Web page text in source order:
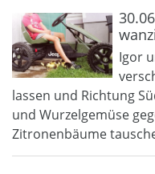
Igor
lassen und Richtung
und Wurzelgemüse
Zitronenbäume